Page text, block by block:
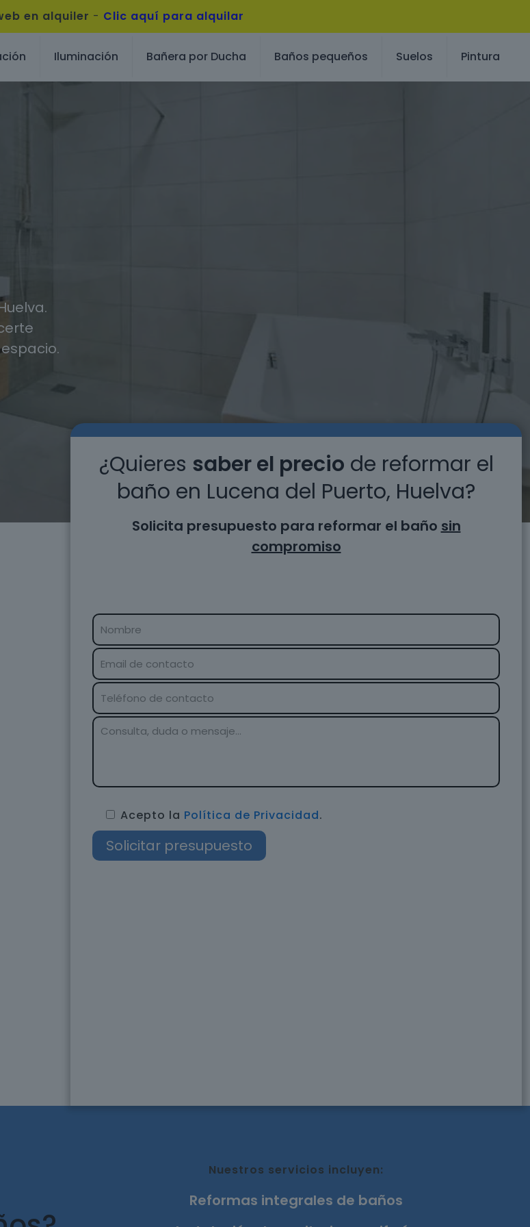
en alquiler - Clic aquí para alquilar
Iluminación Bañera por Ducha Baños pequeños Suelos Pintura
¿Quieres saber el precio de reformar el
baño en Lucena del Puerto, Huelva?
Solicita presupuesto para reformar el baño sin
compromiso
Acepto la Política de Privacidad.
Nuestros servicios incluyen:
Reformas integrales de baños